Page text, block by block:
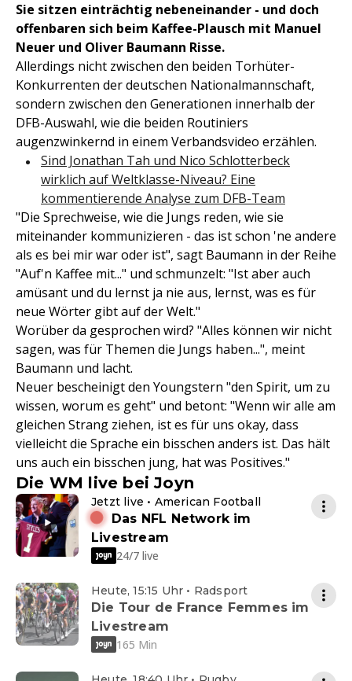
Sie sitzen einträchtig nebeneinander - und doch
offenbaren sich beim Kaffee-Plausch mit Manuel
Neuer und Oliver Baumann Risse.
Allerdings nicht zwischen den beiden Torhüter-
Konkurrenten der deutschen Nationalmannschaft,
sondern zwischen den Generationen innerhalb der
DFB-Auswahl, wie die beiden Routiniers
augenzwinkernd in einem Verbandsvideo erzählen.
Sind Jonathan Tah und Nico Schlotterbeck
wirklich auf Weltklasse-Niveau? Eine
kommentierende Analyse zum DFB-Team
"Die Sprechweise, wie die Jungs reden, wie sie
miteinander kommunizieren - das ist schon 'ne andere
als es bei mir war oder ist", sagt Baumann in der Reihe
"Auf'n Kaffee mit..." und schmunzelt: "Ist aber auch
amüsant und du lernst ja nie aus, lernst, was es für
neue Wörter gibt auf der Welt."
Worüber da gesprochen wird? "Alles können wir nicht
sagen, was für Themen die Jungs haben...", meint
Baumann und lacht.
Neuer bescheinigt den Youngstern "den Spirit, um zu
wissen, worum es geht" und betont: "Wenn wir alle am
gleichen Strang ziehen, ist es für uns okay, dass
vielleicht die Sprache ein bisschen anders ist. Das hält
uns auch ein bisschen jung, hat was Positives."
Die WM live bei Joyn
Jetzt live • American Football
Das NFL Network im
Livestream
24/7 live
Heute, 15:15 Uhr • Radsport
Die Tour de France Femmes im
Livestream
165 Min